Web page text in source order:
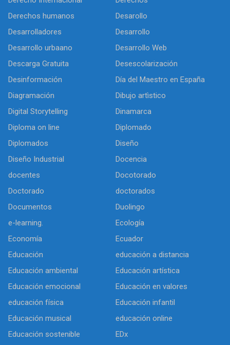
Derechos humanos
Desarollo
Desarrolladores
Desarrollo
Desarrollo urbaano
Desarrollo Web
Descarga Gratuita
Desescolarización
Desinformación
Día del Maestro en España
Diagramación
Dibujo artìstico
Digital Storytelling
Dinamarca
Diploma on line
Diplomado
Diplomados
Diseño
Diseño Industrial
Docencia
docentes
Docotorado
Doctorado
doctorados
Documentos
Duolingo
e-learning.
Ecología
Economía
Ecuador
Educación
educación a distancia
Educación ambiental
Educación artística
Educación emocional
Educación en valores
educación física
Educación infantil
Educación musical
educación online
Educación sostenible
EDx